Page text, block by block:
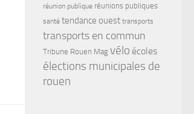
réunion publique réunions publiques
santé tendance ouest transports
transports en commun
Tribune Rouen Mag vélo écoles
élections municipales de
rouen